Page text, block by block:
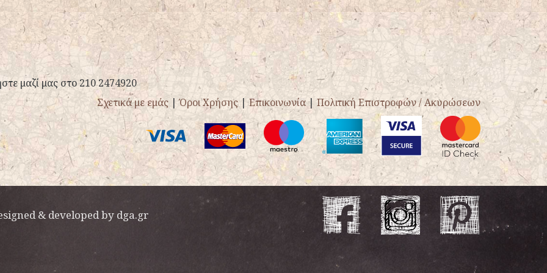
μαζί μας στο 210 2474920
Σχετικά με εμάς |Όροι Χρήσης|Επικοινωνία| Πολιτική Επιστροφών / Ακυρώσεων
& developed by dga.gr